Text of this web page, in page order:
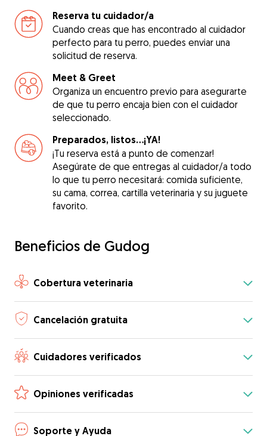
Reserva tu cuidador/a
Cuando creas que has encontrado al cuidador
perfecto para tu perro, puedes enviar una
solicitud de reserva.
Meet & Greet
Organiza un encuentro previo para asegurarte
de que tu perro encaja bien con el cuidador
seleccionado.
Preparados, listos...¡YA!
¡Tu reserva está a punto de comenzar!
Asegúrate de que entregas al cuidador/a todo
lo que tu perro necesitará: comida suficiente,
su cama, correa, cartilla veterinaria y su juguete
favorito.
Beneficios de Gudog
Cobertura veterinaria
Cancelación gratuita
Cuidadores verificados
Opiniones verificadas
Soporte y Ayuda